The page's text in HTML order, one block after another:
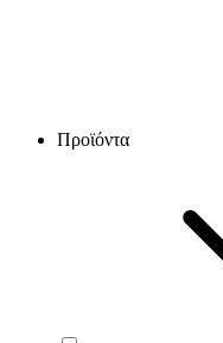
Προϊόντα